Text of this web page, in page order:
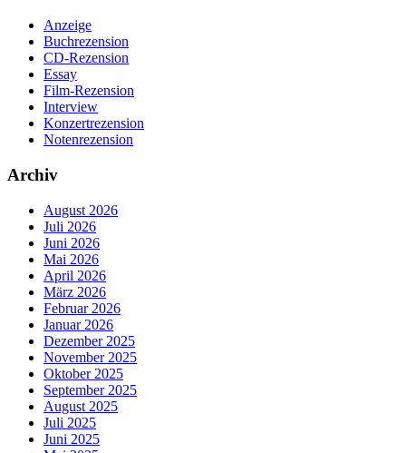
Anzeige
Buchrezension
CD-Rezension
Essay
Film-Rezension
Interview
Konzertrezension
Notenrezension
Archiv
August 2026
Juli 2026
Juni 2026
Mai 2026
April 2026
März 2026
Februar 2026
Januar 2026
Dezember 2025
November 2025
Oktober 2025
September 2025
August 2025
Juli 2025
Juni 2025